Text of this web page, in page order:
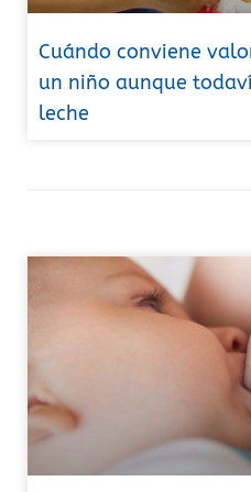
Cuándo conviene
un niño aunque
leche